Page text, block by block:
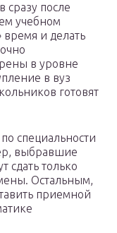
после
учебном
время и делать
в уровне
в вуз
готовят
специальности
выбравшие
сдать только
Остальным,
приемной